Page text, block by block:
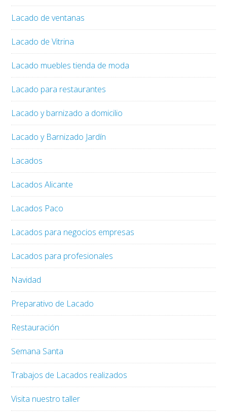
Lacado de ventanas
Lacado de Vitrina
Lacado muebles tienda de moda
Lacado para restaurantes
Lacado y barnizado a domicilio
Lacado y Barnizado Jardín
Lacados
Lacados Alicante
Lacados Paco
Lacados para negocios empresas
Lacados para profesionales
Navidad
Preparativo de Lacado
Restauración
Semana Santa
Trabajos de Lacados realizados
Visita nuestro taller